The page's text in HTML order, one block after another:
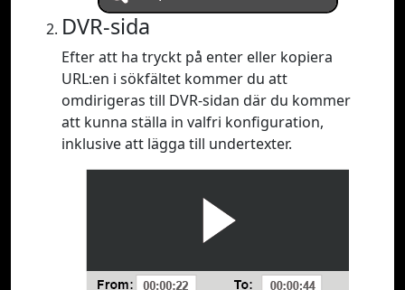
DVR-sida
Efter att ha tryckt på enter eller kopiera
URL:en i sökfältet kommer du att
omdirigeras till DVR-sidan där du kommer
att kunna ställa in valfri konfiguration,
inklusive att lägga till undertexter.